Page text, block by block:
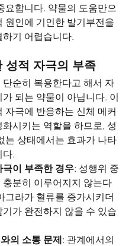
요합니다. 약물의 도움만으
원인에 기인한 발기부전을
기 어렵습니다.
성적 자극의 부족
단순히 복용한다고 해서 자
되는 약물이 아닙니다. 이
자극에 반응하는 신체 메커
시키는 역할을 하므로, 성
는 상태에서는 효과가 나타
다.
극이 부족한 경우: 성행위 중
충분히 이루어지지 않는다
그라가 혈류를 증가시키더
기가 완전하지 않을 수 있습
의 소통 문제: 관계에서의